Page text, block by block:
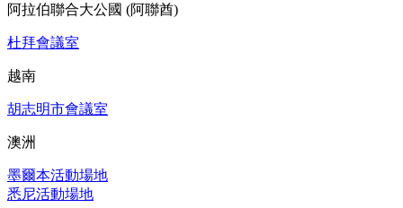
阿拉伯聯合大公國 (阿聯酋)
杜拜會議室
越南
胡志明市會議室
澳洲
墨爾本活動場地
悉尼活動場地